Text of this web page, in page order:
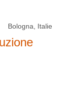
Bologna, Italie